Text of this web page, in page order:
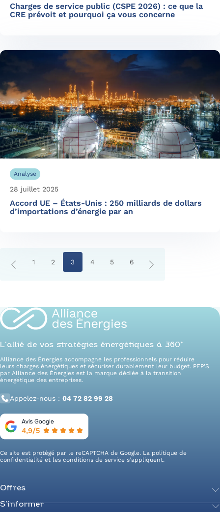
Charges de service public (CSPE 2026) : ce que la
CRE prévoit et pourquoi ça vous concerne
Analyse
28 juillet 2025
Accord UE – États-Unis : 250 milliards de dollars
d’importations d’énergie par an
1 2 3 4 5 6
L’allié de vos stratégies énergétiques à 360°
Alliance des Énergies accompagne les professionnels pour réduire
leurs charges énergétiques et sécuriser durablement leur budget. PEP’S
par Alliance des Énergies est la marque dédiée à la transition
énergétique des entreprises.
Appelez-nous : 04 72 82 99 28
Ce site est protégé par le reCAPTCHA de Google. La politique de
confidentialité et les conditions de service s’appliquent.
Offres
Achetez votre énergie
S’informer